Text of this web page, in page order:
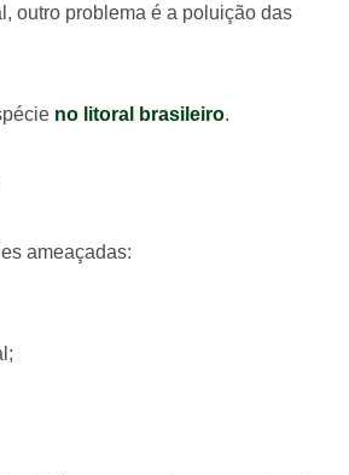
outro problema é a poluição das
no litoral brasileiro.
ameaçadas: